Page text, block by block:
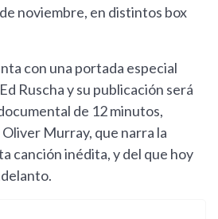
noviembre, en distintos box
con una portada especial
Ruscha y su publicación será
de 12 minutos,
Murray, que narra la
canción inédita, y del que hoy